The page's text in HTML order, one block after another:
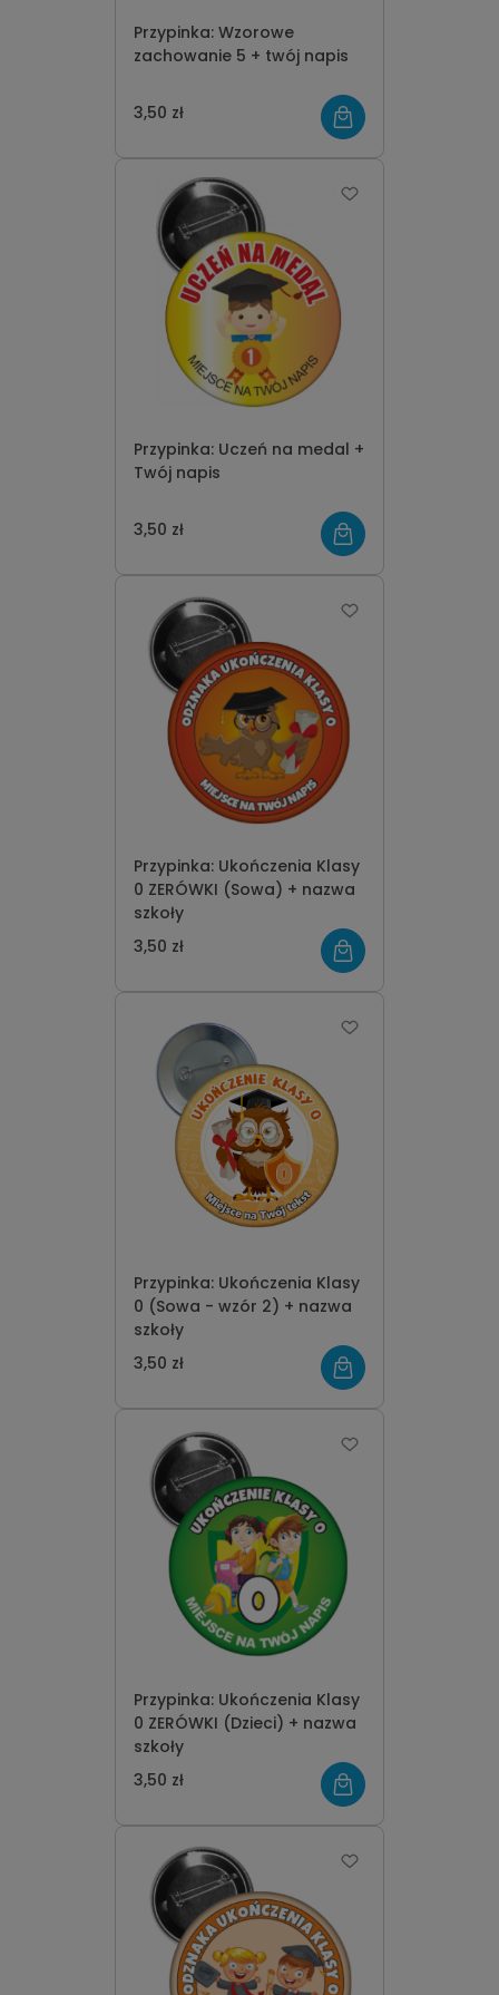
Przypinka: Wzorowe
zachowanie 5 + twój napis
3,50 zł
Przypinka: Uczeń na medal +
Twój napis
3,50 zł
Przypinka: Ukończenia Klasy
0 ZERÓWKI (Sowa) + nazwa
szkoły
3,50 zł
Przypinka: Ukończenia Klasy
0 (Sowa - wzór 2) + nazwa
szkoły
3,50 zł
Przypinka: Ukończenia Klasy
0 ZERÓWKI (Dzieci) + nazwa
szkoły
3,50 zł